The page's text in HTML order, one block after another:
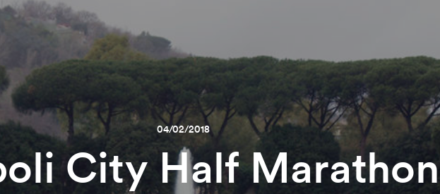
04/02/2018
City Half Marathon